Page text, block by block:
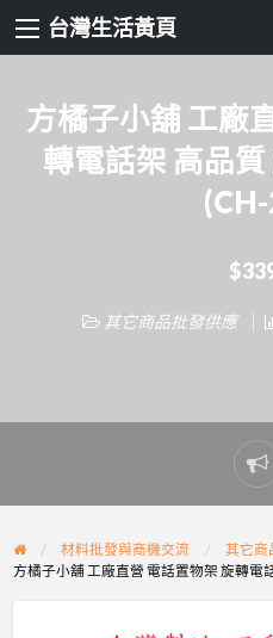
台灣生活黃頁
方橘子小舖 工廠
轉電話架 高品
其它商品批發供應
材料批發與商機交流
其它商
方橘子小舖 工廠直營 電話置物架 旋轉電